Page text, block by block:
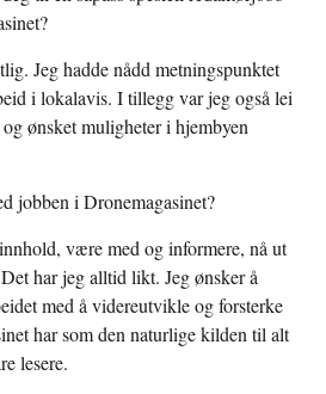
Jeg hadde nådd metningspunktet
i lokalavis. I tillegg var jeg også lei
ønsket muligheter i hjembyen
jobben i Dronemagasinet?
være med og informere, nå ut
har jeg alltid likt. Jeg ønsker å
med å videreutvikle og forsterke
har som den naturlige kilden til alt
lesere.